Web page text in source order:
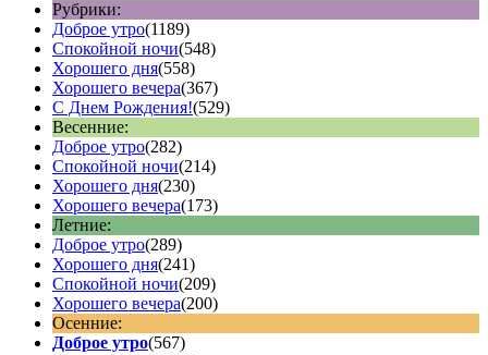
Рубрики:
Доброе утро(1189)
Спокойной ночи(548)
Хорошего дня(558)
Хорошего вечера(367)
С Днем Рождения!(529)
Весенние:
Доброе утро(282)
Спокойной ночи(214)
Хорошего дня(230)
Хорошего вечера(173)
Летние:
Доброе утро(289)
Хорошего дня(241)
Спокойной ночи(209)
Хорошего вечера(200)
Осенние:
Доброе утро(567)